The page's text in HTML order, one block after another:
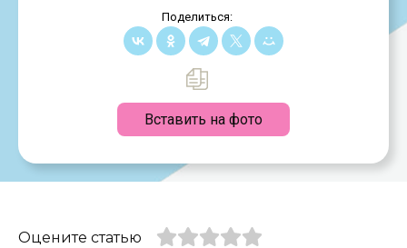
Поделиться:
Вставить на фото
Оцените статью